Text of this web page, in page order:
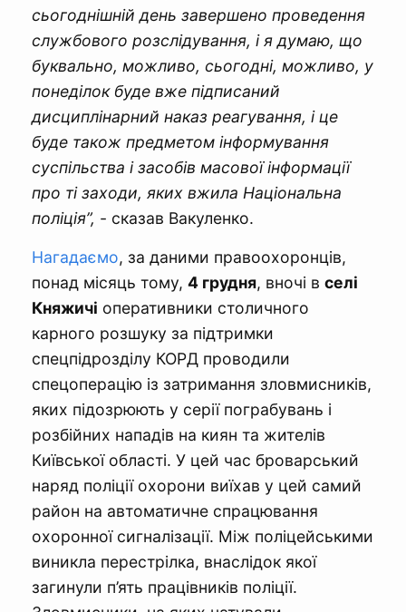
сьогоднішній день завершено проведення
службового розслідування, і я думаю, що
буквально, можливо, сьогодні, можливо, у
понеділок буде вже підписаний
дисциплінарний наказ реагування, і це
буде також предметом інформування
суспільства і засобів масової інформації
про ті заходи, яких вжила Національна
поліція”, - сказав Вакуленко.
Нагадаємо, за даними правоохоронців,
понад місяць тому, 4 грудня, вночі в селі
Княжичі оперативники столичного
карного розшуку за підтримки
спецпідрозділу КОРД проводили
спецоперацію із затримання зловмисників,
яких підозрюють у серії пограбувань і
розбійних нападів на киян та жителів
Київської області. У цей час броварський
наряд поліції охорони виїхав у цей самий
район на автоматичне спрацювання
охоронної сигналізації. Між поліцейськими
виникла перестрілка, внаслідок якої
загинули п’ять працівників поліції.